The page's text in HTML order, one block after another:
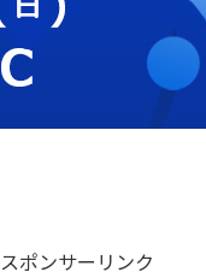
スポンサーリンク